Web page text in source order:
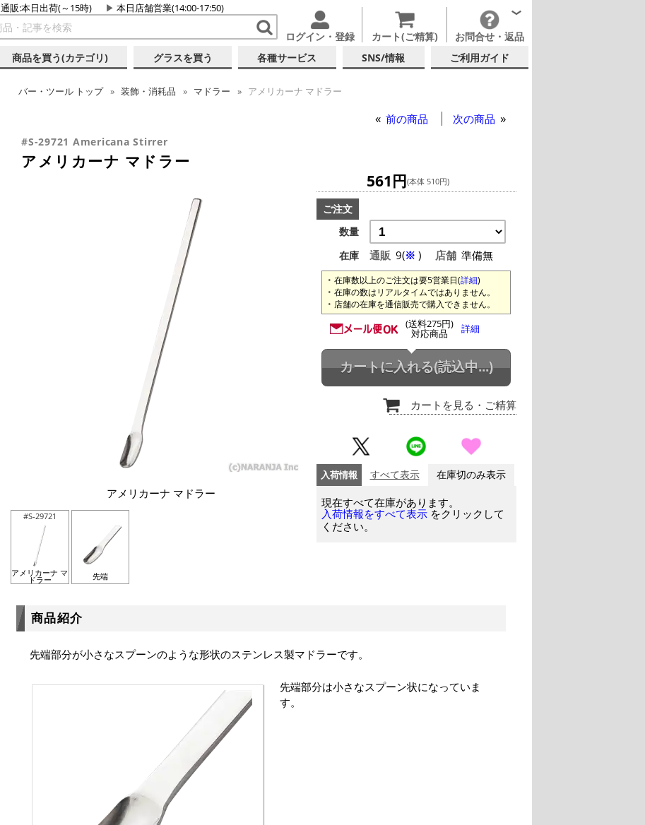
通販:本日出荷(～15時) 本日店舗営業(14:00-17:50)
ログイン・登録 カート(ご精算) お問合せ・返品
商品を買う(カテゴリ) グラスを買う 各種サービス SNS/情報 ご利用ガイド
バー・ツール トップ 装飾・消耗品 マドラー アメリカーナ マドラー
前の商品 次の商品
#S-29721 Americana Stirrer
アメリカーナ マドラー
アメリカーナ マドラー
#S-29721
アメリカーナ マ
ドラー 先端
561円(本体 510円)
ご注文
数量
在庫
通販 9(※ ) 店舗 準備無
在庫数以上のご注文は要5営業日(詳細)
在庫の数はリアルタイムではありません。
店舗の在庫を通信販売で購入できません。
(送料275円)
対応商品 詳細
カートに入れる(読込中...)
カートを見る ・ご精算
入荷情報 すべて表示 在庫切のみ表示
現在すべて在庫があります。
入荷情報をすべて表示 をクリックして
ください。
商品紹介
先端部分が小さなスプーンのような形状のステンレス製マドラーです。
先端部分は小さなスプーン状になっていま
す。